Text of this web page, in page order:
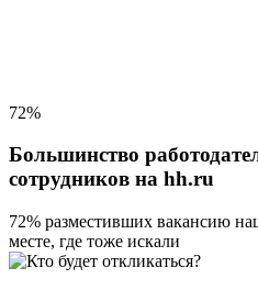
72%
Большинство
сотрудников на hh.ru
72% разместивших вакансию
месте, где тоже искали